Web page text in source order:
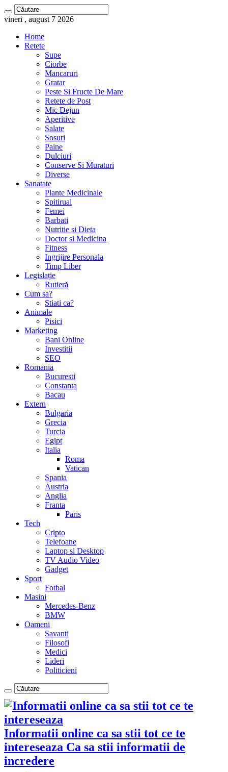
vineri , august 7 2026
Home
Retete
Supe
Ciorbe
Mancaruri
Gratar
Peste Si Fructe De Mare
Retete de Post
Mic Dejun
Aperitive
Salate
Sosuri
Paine
Dulciuri
Conserve Si Muraturi
Diverse
Sanatate
Plante Medicinale
Spitirual
Femei
Barbati
Nutritie si Dieta
Doctor si Medicina
Fitness
Ingrijire Personala
Timp Liber
Legislație
Rutieră
Cum sa?
Stiati ca?
Animale
Pisici
Marketing
Bani Online
Investitii
SEO
Romania
Bucuresti
Constanta
Bacau
Extern
Bulgaria
Grecia
Turcia
Egipt
Italia
Roma
Vatican
Spania
Austria
Anglia
Franta
Paris
Tech
Cripto
Telefoane
Laptop si Desktop
TV Audio Video
Gadget
Sport
Fotbal
Masini
Mercedes-Benz
BMW
Oameni
Savanti
Filosofi
Medici
Lideri
Politicieni
Informatii online ca sa stii tot ce te
intereseaza Ca sa stii informatii de
incredere